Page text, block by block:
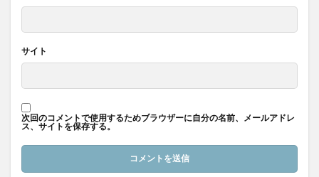
サイト
次回のコメントで使用するためブラウザーに自分の名前、メールアドレ
ス、サイトを保存する。